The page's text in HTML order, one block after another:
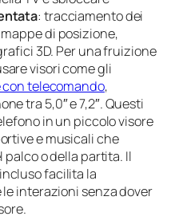
: tracciamento dei
di posizione,
3D. Per una fruizione
visori come gli
con telecomando,
tra 5,0″ e 7,2″. Questi
in un piccolo visore
e musicali che
o della partita. Il
facilita la
interazioni senza dover